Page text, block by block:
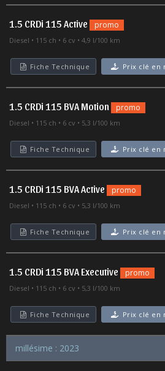
1.5 CRDi 115 Active promo
Diesel 115 ch 6 cv 4,9 l/100 km
Fiche Technique Prix clé en
1.5 CRDi 115 BVA Motion promo
Diesel 115 ch 6 cv 5,3 l/100 km
Fiche Technique Prix clé en
1.5 CRDi 115 BVA Active promo
Diesel 115 ch 6 cv 5,3 l/100 km
Fiche Technique Prix clé en
1.5 CRDi 115 BVA Executive promo
Diesel 115 ch 6 cv 5,3 l/100 km
Fiche Technique Prix clé en
millésime : 2023